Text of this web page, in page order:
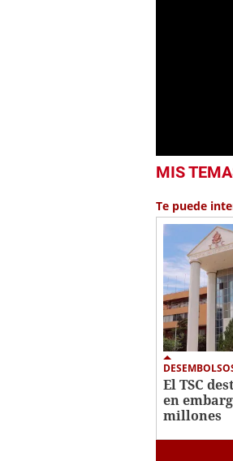
seconds
53
seconds
0%
MIS
Te puede
El TSC
en
millones